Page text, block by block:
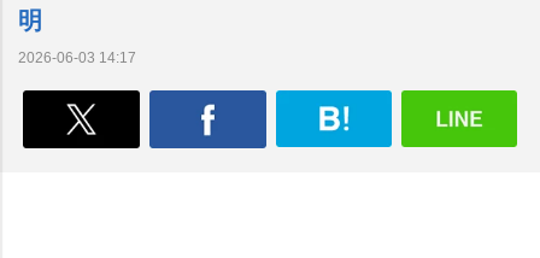
明
2026-06-03 14:17